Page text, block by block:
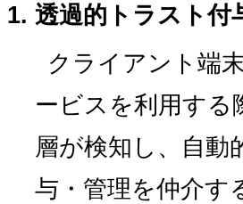
透過的トラスト付
クライアント端
ービスを利用する
層が検知し、自動
与・管理を仲介す